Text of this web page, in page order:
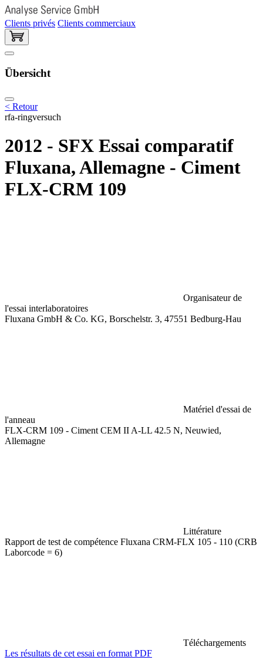
Clients privés Clients commerciaux
Übersicht
< Retour
rfa-ringversuch
2012 - SFX Essai comparatif
Fluxana, Allemagne - Ciment
FLX-CRM 109
Organisateur de
l'essai interlaboratoires
Fluxana GmbH & Co. KG, Borschelstr. 3, 47551 Bedburg-Hau
Matériel d'essai de
l'anneau
FLX-CRM 109 - Ciment CEM II A-LL 42.5 N, Neuwied,
Allemagne
Littérature
Rapport de test de compétence Fluxana CRM-FLX 105 - 110 (CRB
Laborcode = 6)
Téléchargements
Les résultats de cet essai en format PDF